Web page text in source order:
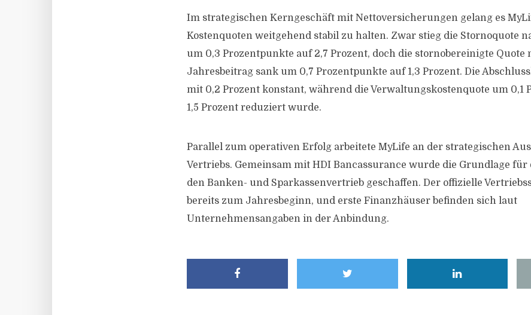
Im strategischen Kerngeschäft mit Nettoversicherungen gelang es
Kostenquoten weitgehend stabil zu halten. Zwar stieg die Stornoquote
um 0,3 Prozentpunkte auf 2,7 Prozent, doch die stornobereinigte Quote
Jahresbeitrag sank um 0,7 Prozentpunkte auf 1,3 Prozent. Die
mit 0,2 Prozent konstant, während die Verwaltungskostenquote um 0,1
1,5 Prozent reduziert wurde.
Parallel zum operativen Erfolg arbeitete MyLife an der strategischen
Vertriebs. Gemeinsam mit HDI Bancassurance wurde die Grundlage
den Banken- und Sparkassenvertrieb geschaffen. Der offizielle
bereits zum Jahresbeginn, und erste Finanzhäuser befinden sich laut
Unternehmensangaben in der Anbindung.